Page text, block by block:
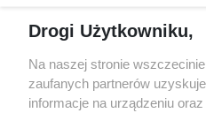
targi
Wernisaże
Więcej
Drogi Użytkowniku,
Na naszej stronie
zaufanych partnerów
informacje na urządzeniu